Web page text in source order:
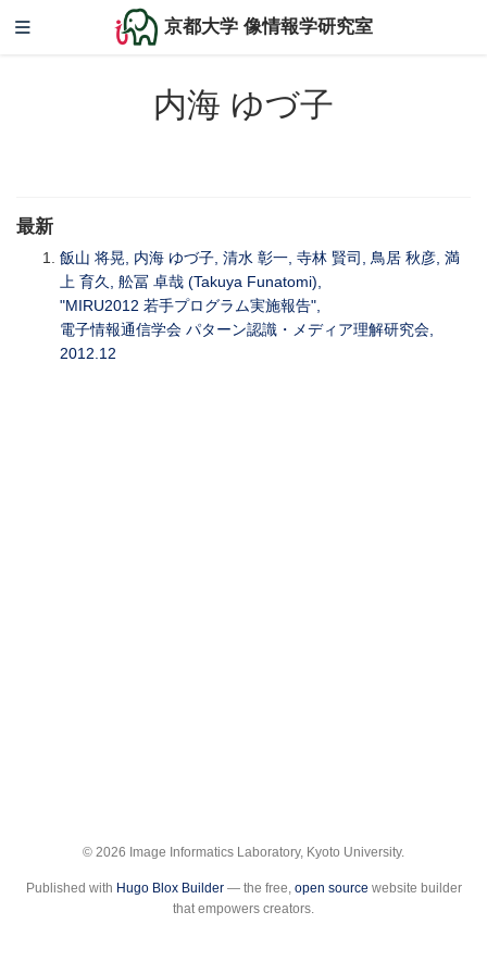
京都大学 像情報学研究室
内海 ゆづ子
最新
飯山 将晃, 内海 ゆづ子, 清水 彰一, 寺林 賢司, 鳥居 秋彦, 満
上 育久, 舩冨 卓哉 (Takuya Funatomi),
"MIRU2012 若手プログラム実施報告",
電子情報通信学会 パターン認識・メディア理解研究会,
2012.12
© 2026 Image Informatics Laboratory, Kyoto University.
Published with Hugo Blox Builder— the free, open source website builder
that empowers creators.